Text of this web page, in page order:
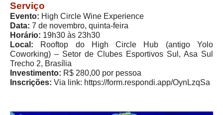
Serviço
Evento: High Circle Wine Experience
Data: 7 de novembro, quinta-feira
Horário: 19h30 às 23h30
Local:
Rooftop do High Circle Hub (antigo Yolo
Coworking) – Setor de Clubes Esportivos Sul, Asa Sul
Trecho 2, Brasília
Investimento: R$ 280,00 por pessoa
Inscrições: Via link: https://form.respondi.app/OynLzqSa